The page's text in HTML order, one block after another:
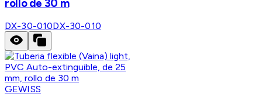
rollo de 30 m
DX-30-010DX-30-010
GEWISS